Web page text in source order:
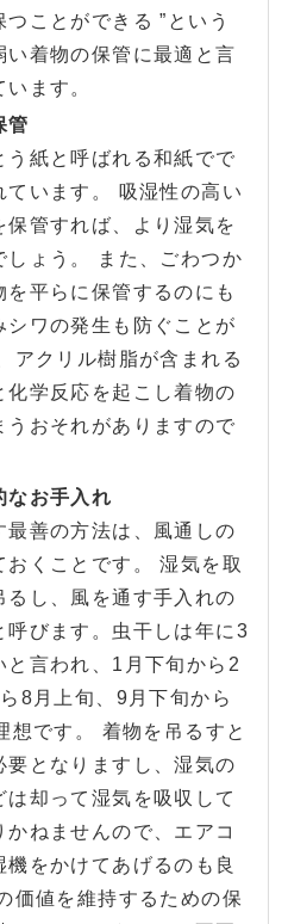
ことができる ”という
い着物の保管に最適と言
ます。
管
う紙と呼ばれる和紙でで
ています。 吸湿性の高い
管すれば、より湿気を
しょう。 また、ごわつか
を平らに保管するのにも
シワの発生も防ぐことが
アクリル樹脂が含まれる
化学反応を起こし着物の
うおそれがありますので
なお手入れ
最善の方法は、風通しの
おくことです。 湿気を取
るし、風を通す手入れの
呼びます。虫干しは年に3
と言われ、1月下旬から2
8月上旬、9月下旬から
想です。 着物を吊るすと
要となりますし、湿気の
は却って湿気を吸収して
かねませんので、エアコ
機をかけてあげるのも良
価値を維持するための保